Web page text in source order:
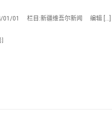
01/01 栏目:新疆维吾尔新闻 编辑 […]